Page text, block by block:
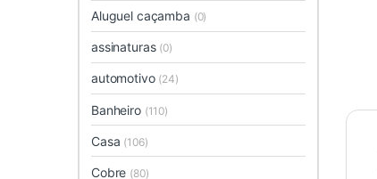
Aluguel caçamba (0)
assinaturas (0)
automotivo (24)
Banheiro (110)
Casa (106)
Cobre (80)